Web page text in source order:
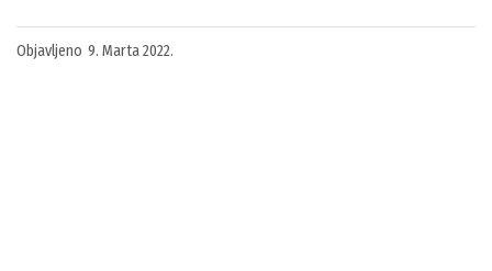
Objavljeno 9. Marta 2022.